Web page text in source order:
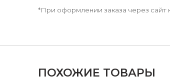
*При оформлении заказа через сайт
ПОХОЖИЕ ТОВАРЫ